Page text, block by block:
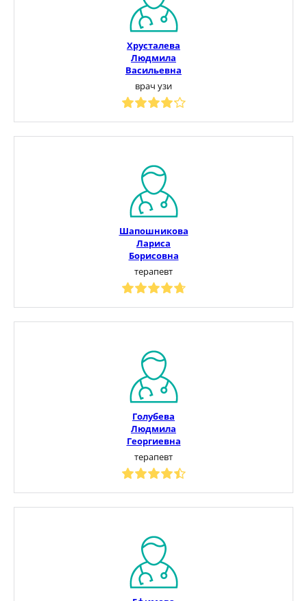
Хрусталева
Людмила
Васильевна
врач узи
Шапошникова
Лариса
Борисовна
терапевт
Голубева
Людмила
Георгиевна
терапевт